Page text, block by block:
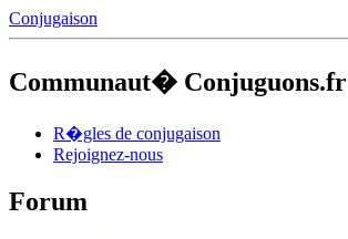
Conjugaison
Communaut� Conjuguons.fr
R�gles de conjugaison
Rejoignez-nous
Forum